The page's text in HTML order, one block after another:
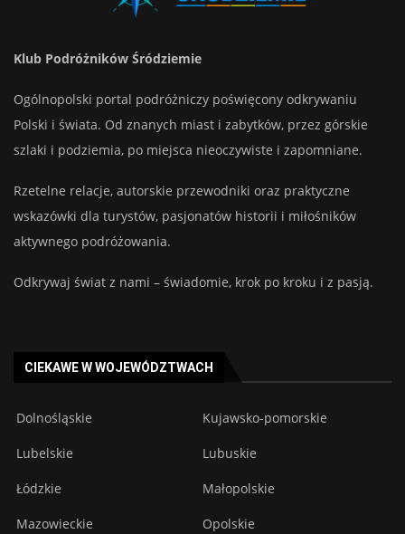
Klub Podróżników Śródziemie
Ogólnopolski portal podróżniczy poświęcony odkrywaniu
Polski i świata. Od znanych miast i zabytków, przez górskie
szlaki i podziemia, po miejsca nieoczywiste i zapomniane.
Rzetelne relacje, autorskie przewodniki oraz praktyczne
wskazówki dla turystów, pasjonatów historii i miłośników
aktywnego podróżowania.
Odkrywaj świat z nami – świadomie, krok po kroku i z pasją.
CIEKAWE W WOJEWÓDZTWACH
Dolnośląskie Kujawsko-pomorskie
Lubelskie Lubuskie
Łódzkie Małopolskie
Mazowieckie Opolskie